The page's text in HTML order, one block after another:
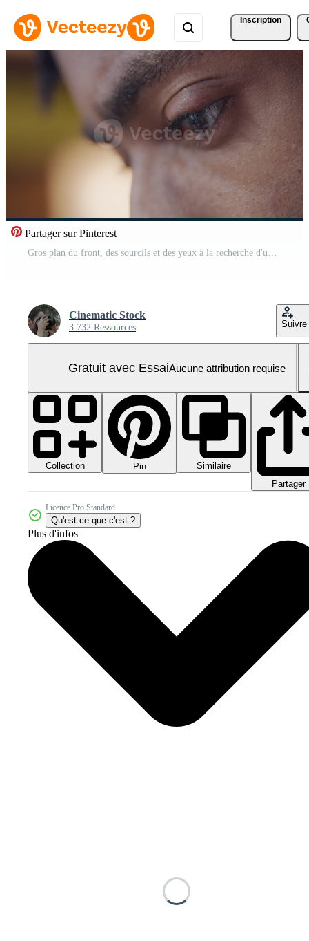
Inscription
Partager sur Pinterest
Gros plan du front, des sourcils et des yeux à la recherche d'un homme mûr, regardant l'appareil Vidéo Pro
Cinematic Stock
3 732 Ressources Suivre
Gratuit avec EssaiAucune attribution requise
Collection Pin
Similaire
Partager
Licence Pro Standard
Qu'est-ce que c'est ?
Plus d'infos